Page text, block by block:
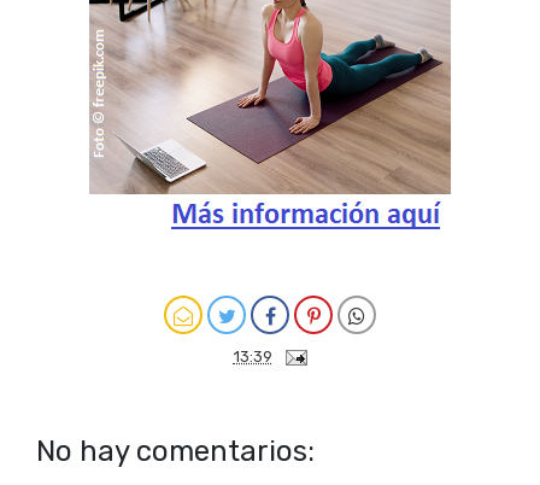
13:39
No hay comentarios: